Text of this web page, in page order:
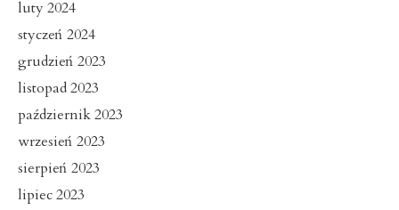
luty 2024
styczeń 2024
grudzień 2023
listopad 2023
październik 2023
wrzesień 2023
sierpień 2023
lipiec 2023